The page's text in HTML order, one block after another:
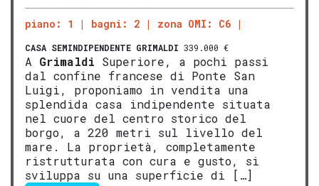
piano: 1 bagni: 2 zona OMI: C6
CASA SEMINDIPENDENTE GRIMALDI 339.000 €
A Grimaldi Superiore, a pochi passi
dal confine francese di Ponte San
Luigi, proponiamo in vendita una
splendida casa indipendente situata
nel cuore del centro storico del
borgo, a 220 metri sul livello del
mare. La proprietà, completamente
ristrutturata con cura e gusto, si
sviluppa su una superficie di […]